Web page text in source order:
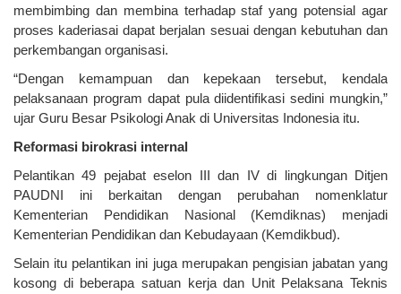
membimbing dan membina terhadap staf yang potensial agar
proses kaderiasai dapat berjalan sesuai dengan kebutuhan dan
perkembangan organisasi.
“Dengan kemampuan dan kepekaan tersebut, kendala
pelaksanaan program dapat pula diidentifikasi sedini mungkin,”
ujar Guru Besar Psikologi Anak di Universitas Indonesia itu.
Reformasi birokrasi internal
Pelantikan 49 pejabat eselon III dan IV di lingkungan Ditjen
PAUDNI ini berkaitan dengan perubahan nomenklatur
Kementerian Pendidikan Nasional (Kemdiknas) menjadi
Kementerian Pendidikan dan Kebudayaan (Kemdikbud).
Selain itu pelantikan ini juga merupakan pengisian jabatan yang
kosong di beberapa satuan kerja dan Unit Pelaksana Teknis